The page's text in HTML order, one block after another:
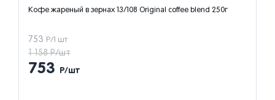
blend 250г Кофе в зернах ЖОКЕЙ "Традиционный", 800 г,